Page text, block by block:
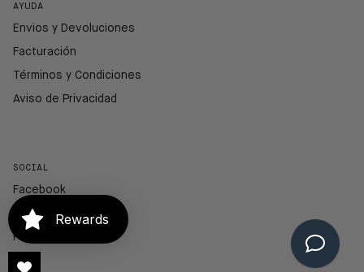
AYUDA
Envios y Devoluciones
Facturación
Términos y Condiciones
Aviso de Privacidad
SOCIAL
Facebook
Instagram
Pinterest
Rewards